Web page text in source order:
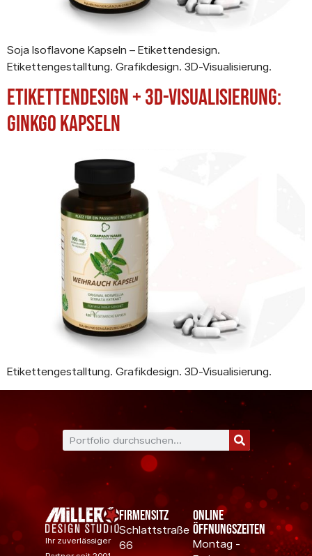
Soja Isoflavone Kapseln – Etikettendesign.
Etikettengestalltung. Grafikdesign. 3D-Visualisierung.
Etikettendesign + 3D-Visualisierung:
Ginkgo Kapseln
Etikettengestalltung. Grafikdesign. 3D-Visualisierung.
Ihr zuverlässiger
Firmensitz
Schlattstraße
66
Online
Öffnungszeiten
Montag -